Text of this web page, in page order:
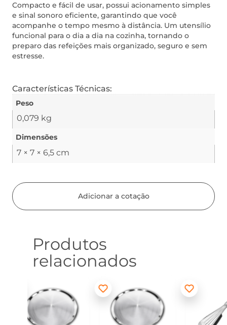
Compacto e fácil de usar, possui acionamento simples
e sinal sonoro eficiente, garantindo que você
acompanhe o tempo mesmo à distância. Um utensílio
funcional para o dia a dia na cozinha, tornando o
preparo das refeições mais organizado, seguro e sem
estresse.
Características Técnicas:
Peso
0,079 kg
Dimensões
7 × 7 × 6,5 cm
Adicionar a cotação
Produtos
relacionados